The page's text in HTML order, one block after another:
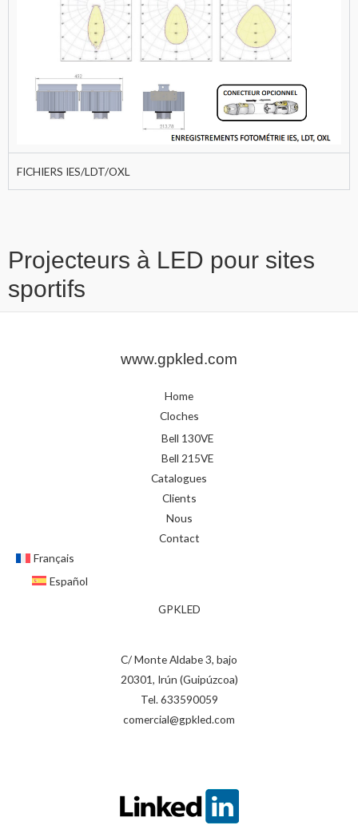
FICHIERS IES/LDT/OXL
Projecteurs à LED pour sites
sportifs
www.gpkled.com
Home
Cloches
Bell 130VE
Bell 215VE
Catalogues
Clients
Nous
Contact
Français
Español
GPKLED
C/ Monte Aldabe 3, bajo
20301, Irún (Guipúzcoa)
Tel. 633590059
comercial@gpkled.com